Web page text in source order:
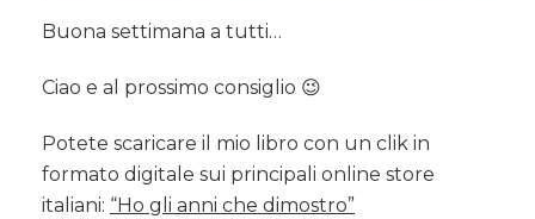
Buona settimana a tutti…
Ciao e al prossimo consiglio 😉
Potete scaricare il mio libro con un clik in
formato digitale sui principali online store
italiani: “Ho gli anni che dimostro”